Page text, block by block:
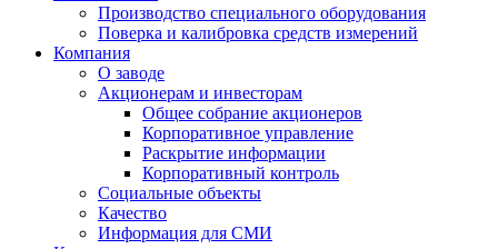
Производство специального оборудования
Поверка и калибровка средств измерений
Компания
О заводе
Акционерам и инвесторам
Общее собрание акционеров
Корпоративное управление
Раскрытие информации
Корпоративный контроль
Социальные объекты
Качество
Информация для СМИ